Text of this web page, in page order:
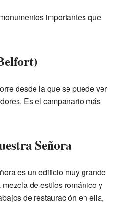
importantes que
desde la que se puede ver
Es el campanario más
Señora
es un edificio muy grande
de estilos románico y
de restauración en ella,